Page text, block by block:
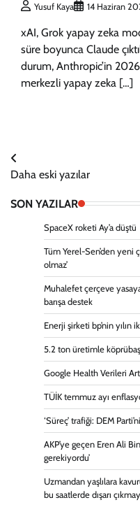
Yusuf Kaya 14 Haziran
xAI, Grok yapay zeka
süre boyunca Claude
durum, Anthropic’in 2026
merkezli yapay zeka […]
Yazı
gezinmesi
Daha eski yazılar
SON YAZILAR
SpaceX roketi Ay’a düştü
Tüm Yerel-Sen’den yeni
olmaz’
Muhalefet çerçeve
barışa destek
Enerji şirketi bp’nin
5.2 ton üretimle
Google Health Verileri
TÜİK temmuz ayı
‘Süreç’ trafiği: DEM
AKP’ye geçen Eren Ali
gerekiyordu’
Uzmandan yaşlılara
bu saatlerde dışarı